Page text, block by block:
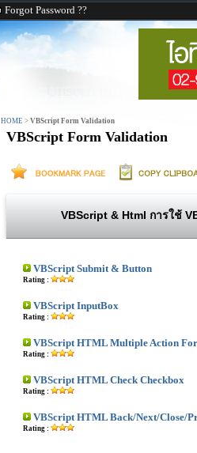
Forgot Password ??
HOME > VBScript Form Validation
VBScript Form Validation
VBScript & Html การใช้
VBScript Submit & Button
Rating :
VBScript InputBox
Rating :
VBScript HTML Multiple Action
Rating :
VBScript HTML Check Checkbox
Rating :
VBScript HTML Back/Next/Close/
Rating :